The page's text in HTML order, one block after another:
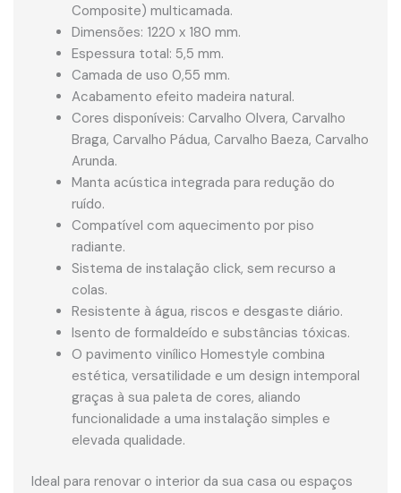
Composite) multicamada.
Dimensões: 1220 x 180 mm.
Espessura total: 5,5 mm.
Camada de uso 0,55 mm.
Acabamento efeito madeira natural.
Cores disponíveis: Carvalho Olvera, Carvalho
Braga, Carvalho Pádua, Carvalho Baeza, Carvalho
Arunda.
Manta acústica integrada para redução do
ruído.
Compatível com aquecimento por piso
radiante.
Sistema de instalação click, sem recurso a
colas.
Resistente à água, riscos e desgaste diário.
Isento de formaldeído e substâncias tóxicas.
O pavimento vinílico Homestyle combina
estética, versatilidade e um design intemporal
graças à sua paleta de cores, aliando
funcionalidade a uma instalação simples e
elevada qualidade.
Ideal para renovar o interior da sua casa ou espaços